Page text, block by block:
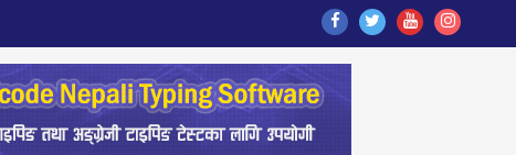
Find
Us
On
Facebook
Find
Us
Find
Us
Follow
Us